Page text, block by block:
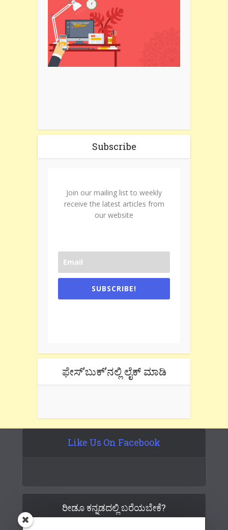
Subscribe
Join our mailing list to weekly
receive the latest articles from
our website
SUBSCRIBE!
ಫೇಸ್’ಬುಕ್’ನಲ್ಲಿ ಲೈಕ್ ಮಾಡಿ
Like Us On Facebook
ರೀಡೂ ಕನ್ನಡದಲ್ಲಿ ಬರೆಯಬೇಕೆ?